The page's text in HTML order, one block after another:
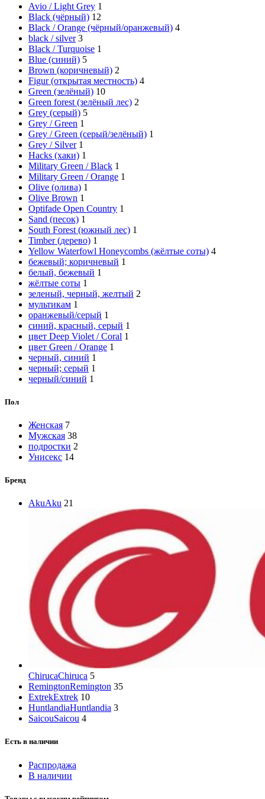
Avio / Light Grey 1
Black (чёрный) 12
Black / Orange (чёрный/оранжевый) 4
black / silver 3
Black / Turquoise 1
Blue (синий) 5
Brown (коричневый) 2
Figur (открытая местность) 4
Green (зелёный) 10
Green forest (зелёный лес) 2
Grey (серый) 5
Grey / Green 1
Grey / Green (серый/зелёный) 1
Grey / Silver 1
Hacks (хаки) 1
Military Green / Black 1
Military Green / Orange 1
Olive (олива) 1
Olive Brown 1
Optifade Open Country 1
Sand (песок) 1
South Forest (южный лес) 1
Timber (дерево) 1
Yellow Waterfowl Honeycombs (жёлтые соты) 4
бежевый; коричневый 1
белый, бежевый 1
жёлтые соты 1
зеленый, черный, желтый 2
мультикам 1
оранжевый/серый 1
синий, красный, серый 1
цвет Deep Violet / Coral 1
цвет Green / Orange 1
черный, синий 1
черный; серый 1
черный/синий 1
Пол
Женская 7
Мужская 38
подростки 2
Унисекс 14
Бренд
AkuAku 21
ChirucaChiruca 5
RemingtonRemington 35
ExtrekExtrek 10
HuntlandiaHuntlandia 3
SaicouSaicou 4
Есть в наличии
Распродажа
В наличии